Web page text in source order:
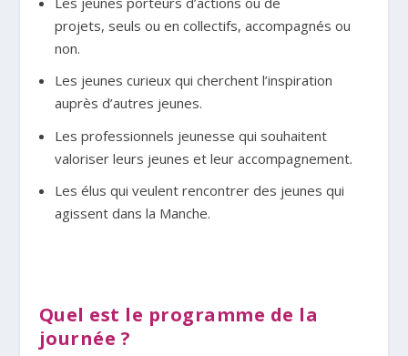
projets, seuls ou en collectifs, accompagnés ou
non.
Les jeunes curieux qui cherchent l’inspiration
auprès d’autres jeunes.
Les professionnels jeunesse qui souhaitent
valoriser leurs jeunes et leur accompagnement.
Les élus qui veulent rencontrer des jeunes qui
agissent dans la Manche.
Quel est le programme de la
journée ?